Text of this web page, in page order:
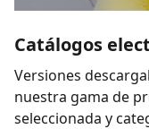
Catálogos
Versiones
nuestra gama de
seleccionada y